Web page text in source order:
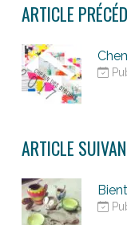
ARTICLE
ARTICLE